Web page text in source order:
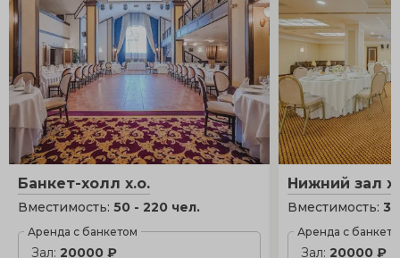
Банкет-холл х.о.
Вместимость: 50 - 220 чел.
Аренда с банкетом
Зал: 20000 ₽
Нижний зал
Вместимость:
Аренда с
Зал:20000 ₽